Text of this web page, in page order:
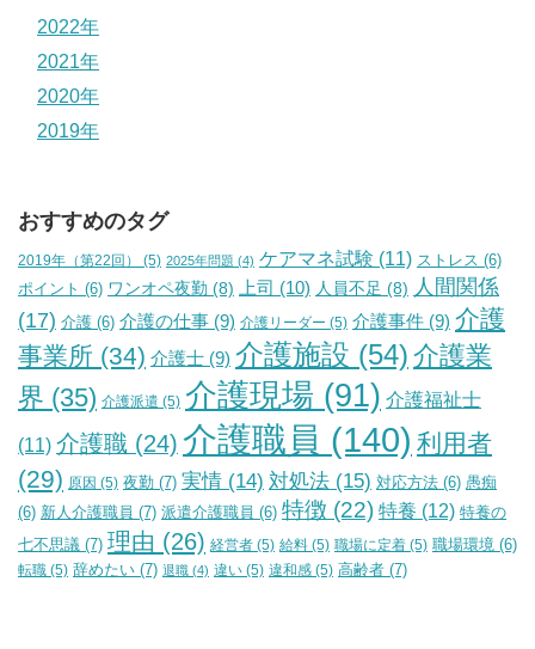
2022年
2021年
2020年
2019年
おすすめのタグ
2019年（第22回） (5) 2025年問題 (4) ケアマネ試験 (11) ストレス (6)
ポイント (6) ワンオペ夜勤 (8) 上司 (10) 人員不足 (8) 人間関係
(17) 介護 (6) 介護の仕事 (9) 介護リーダー (5) 介護事件 (9) 介護
事業所 (34) 介護士 (9) 介護施設 (54) 介護業
界 (35) 介護派遣 (5) 介護現場 (91) 介護福祉士
(11) 介護職 (24) 介護職員 (140) 利用者
(29) 原因 (5) 夜勤 (7) 実情 (14) 対処法 (15) 対応方法 (6) 愚痴
(6) 新人介護職員 (7) 派遣介護職員 (6) 特徴 (22) 特養 (12) 特養の
七不思議 (7) 理由 (26) 経営者 (5) 給料 (5) 職場に定着 (5) 職場環境 (6)
転職 (5) 辞めたい (7) 退職 (4) 違い (5) 違和感 (5) 高齢者 (7)